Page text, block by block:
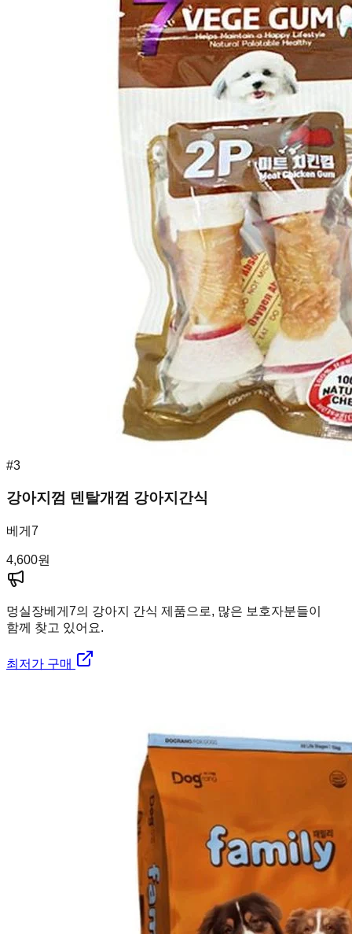
#3
강아지껌 덴탈개껌 강아지간식
베게7
4,600원
멍실장베게7의 강아지 간식 제품으로, 많은 보호자분들이
함께 찾고 있어요.
최저가 구매